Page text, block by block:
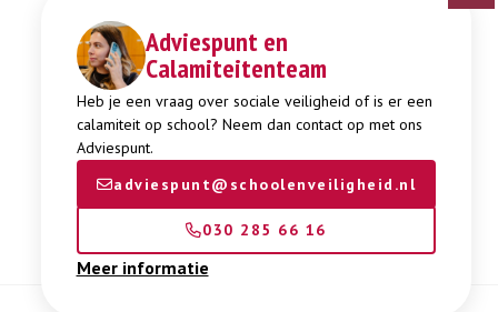
Adviespunt en
Calamiteitenteam
Heb je een vraag over sociale veiligheid of is er een
calamiteit op school? Neem dan contact op met ons
Adviespunt.
adviespunt@schoolenveiligheid.nl
030 285 66 16
Meer informatie
Digitaal Veiligheidsplan
Expertisepunt Burgerschap
Gendi
Week tegen Pesten